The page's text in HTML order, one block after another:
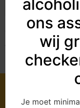
ons
wij
Je moet
Coop – Aalden
Aelderstraat 42
7854 RRAALDEN
Bezoek onze